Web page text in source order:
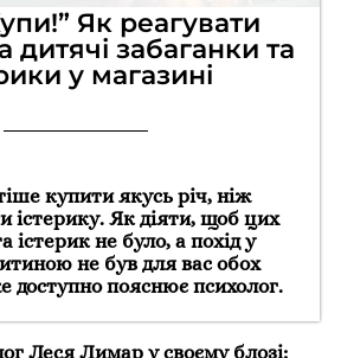
Як реагувати
дитячі забаганки та
у магазині
купити якусь річ, ніж
істерику. Як діяти, щоб цих
істерик не було, а похід у
не був для вас обох
доступно пояснює психолог.
Леся Лимар у своєму блозі: